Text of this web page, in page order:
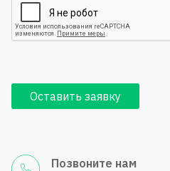
Оставить заявку
Позвоните нам